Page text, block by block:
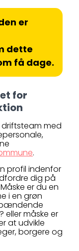
er
dette
få dage.
for
driftsteam med
.
profil indenfor
dig på
er du en
i en grøn
måske er
at udvikle
borgere og